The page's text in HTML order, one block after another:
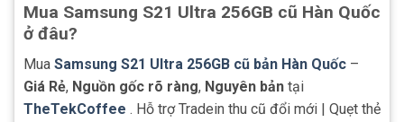
Mua Samsung S21 Ultra 256GB cũ Hàn Quốc
ở đâu?
Mua Samsung S21 Ultra 256GB cũ bản Hàn Quốc –
Giá Rẻ, Nguồn gốc rõ ràng, Nguyên bản tại
TheTekCoffee . Hỗ trợ Tradein thu cũ đổi mới | Quẹt thẻ